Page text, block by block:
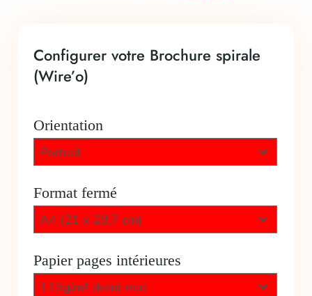
Configurer votre Brochure spirale
(Wire’o)
Orientation
Portrait
Format fermé
A4 (21 x 29,7 cm)
Papier pages intérieures
115g/m² demi-mat